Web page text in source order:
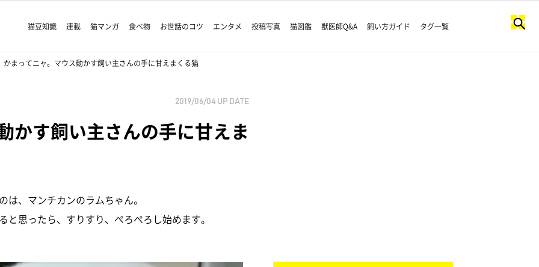
猫豆知識 連載 猫マンガ 食べ物 お世話のコツ エンタメ 投稿写真 猫図鑑 獣医師Q&A 飼い方ガイド タグ一覧
かまってニャ。マウス動かす飼い主さんの手に甘えまくる猫
2019/06/04 UP DATE
かす飼い主さんの手に甘えま
、マンチカンのラムちゃん。
思ったら、すりすり、ぺろぺろし始めます。